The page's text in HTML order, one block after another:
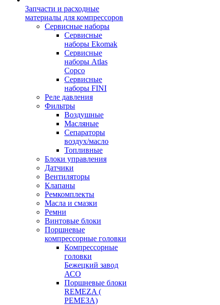
Запчасти и расходные
материалы для компрессоров
Cервисные наборы
Сервисные
наборы Ekomak
Cервисные
наборы Atlas
Copco
Сервисные
наборы FINI
Реле давления
Фильтры
Воздушные
Масляные
Сепараторы
воздух/масло
Топливные
Блоки управления
Датчики
Вентиляторы
Клапаны
Ремкомплекты
Масла и смазки
Ремни
Винтовые блоки
Поршневые
компрессорные головки
Компрессорные
головки
Бежецкий завод
АСО
Поршневые блоки
REMEZA (
РЕМЕЗА)